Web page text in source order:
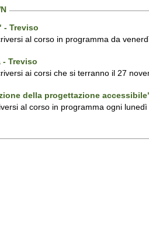
- Treviso
al corso in programma da
- Treviso
ai corsi che si terranno il 27
della progettazione
al corso in programma ogni